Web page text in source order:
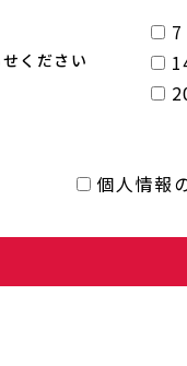
ください
個人情報